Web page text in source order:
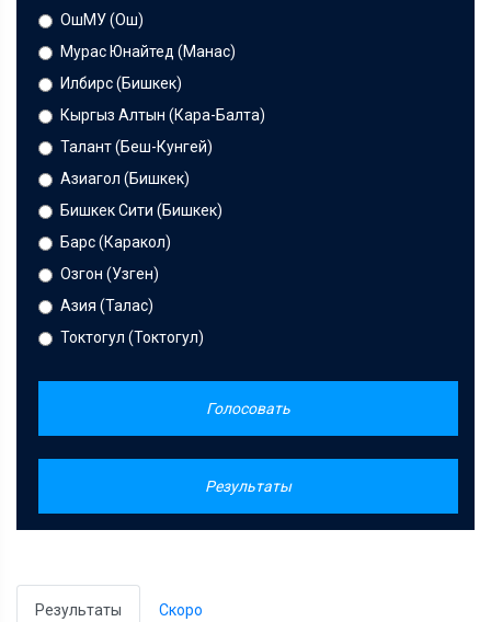
ОшМУ (Ош)
Мурас Юнайтед (Манас)
Илбирс (Бишкек)
Кыргыз Алтын (Кара-Балта)
Талант (Беш-Кунгей)
Азиагол (Бишкек)
Бишкек Сити (Бишкек)
Барс (Каракол)
Озгон (Узген)
Азия (Талас)
Токтогул (Токтогул)
Голосовать
Результаты
Результаты Скоро